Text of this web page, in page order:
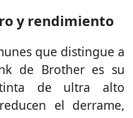
y rendimiento
que distingue a
de Brother es su
de ultra alto
el derrame,